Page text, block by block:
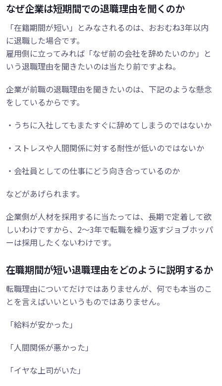
なぜ企業は短期間での退職理由を聞くのか
「在籍期間が短い」とみなされるのは、おおむね3年以内
に退職した場合です。
雇用側に立ってみれば「なぜ前の会社を辞めたいのか」と
いう退職理由を聞きたいのは当たり前ですよね。
企業が前職の退職理由を聞きたいのは、下記のような懸念
をしているからです。
・うちに入社してもまたすぐに辞めてしまうのではないか
・ストレスや人間関係に対する耐性が低いのではないか
・会社員としての仕事にどう向き合っているのか
などがあげられます。
企業側が人材を採用するに当たっては、長期で定着して欲
しいわけですから、2～3年で転職を繰り返すジョブホッパ
ーは採用したくないわけです。
在職期間が短い退職理由をどのように説明するか
転職理由についてだけではありませんが、何でも本当のこ
とを言えばいいというものではありません。
「給料が安かった」
「人間関係が悪かった」
「イヤな上司がいた」